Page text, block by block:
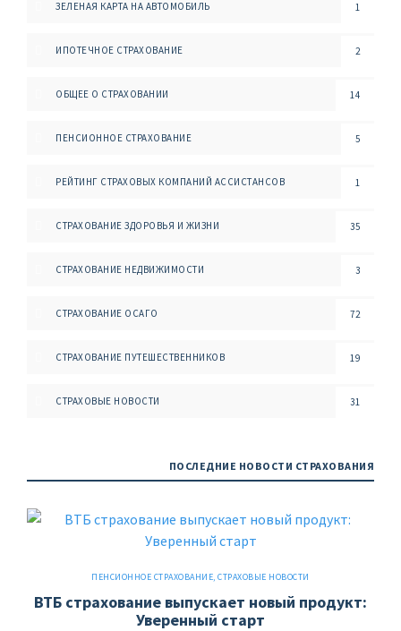
ЗЕЛЕНАЯ КАРТА НА АВТОМОБИЛЬ 1
ИПОТЕЧНОЕ СТРАХОВАНИЕ 2
ОБЩЕЕ О СТРАХОВАНИИ 14
ПЕНСИОННОЕ СТРАХОВАНИЕ 5
РЕЙТИНГ СТРАХОВЫХ КОМПАНИЙ АССИСТАНСОВ 1
СТРАХОВАНИЕ ЗДОРОВЬЯ И ЖИЗНИ 35
СТРАХОВАНИЕ НЕДВИЖИМОСТИ 3
СТРАХОВАНИЕ ОСАГО 72
СТРАХОВАНИЕ ПУТЕШЕСТВЕННИКОВ 19
СТРАХОВЫЕ НОВОСТИ 31
ПОСЛЕДНИЕ НОВОСТИ СТРАХОВАНИЯ
ПЕНСИОННОЕ СТРАХОВАНИЕ,СТРАХОВЫЕ НОВОСТИ
ВТБ страхование выпускает новый продукт:
Уверенный старт